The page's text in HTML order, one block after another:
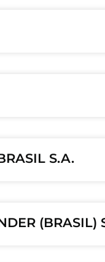
S.A.
(BRASIL)